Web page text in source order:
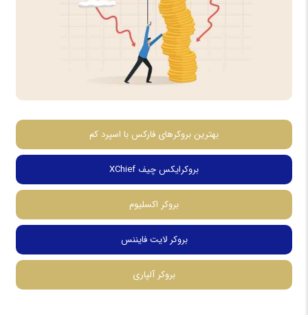
بهترین بروکرهای فارکس با اسپرد کم
بروکرایکس چیف XChief
بروکر اکسلیوم
بروکر لایت فایننس
بروکر آلپاری